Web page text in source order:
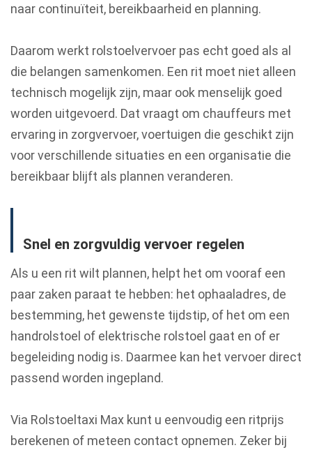
naar continuïteit, bereikbaarheid en planning.
Daarom werkt rolstoelvervoer pas echt goed als al
die belangen samenkomen. Een rit moet niet alleen
technisch mogelijk zijn, maar ook menselijk goed
worden uitgevoerd. Dat vraagt om chauffeurs met
ervaring in zorgvervoer, voertuigen die geschikt zijn
voor verschillende situaties en een organisatie die
bereikbaar blijft als plannen veranderen.
Snel en zorgvuldig vervoer regelen
Als u een rit wilt plannen, helpt het om vooraf een
paar zaken paraat te hebben: het ophaaladres, de
bestemming, het gewenste tijdstip, of het om een
handrolstoel of elektrische rolstoel gaat en of er
begeleiding nodig is. Daarmee kan het vervoer direct
passend worden ingepland.
Via Rolstoeltaxi Max kunt u eenvoudig een ritprijs
berekenen of meteen contact opnemen. Zeker bij